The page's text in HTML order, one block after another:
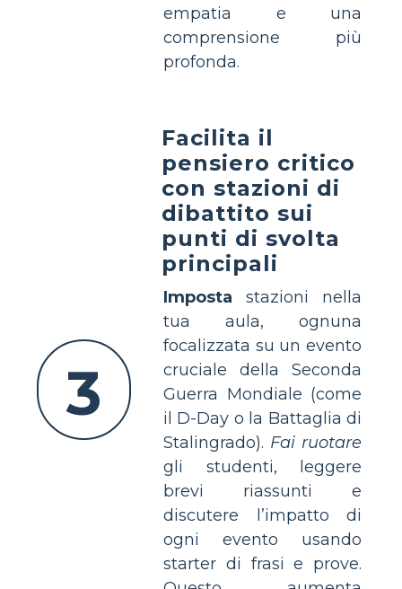
empatia e una
comprensione più
profonda.
3
Facilita il
pensiero critico
con stazioni di
dibattito sui
punti di svolta
principali
Imposta stazioni nella
tua aula, ognuna
focalizzata su un evento
cruciale della Seconda
Guerra Mondiale (come
il D-Day o la Battaglia di
Stalingrado). Fai ruotare
gli studenti, leggere
brevi riassunti e
discutere l’impatto di
ogni evento usando
starter di frasi e prove.